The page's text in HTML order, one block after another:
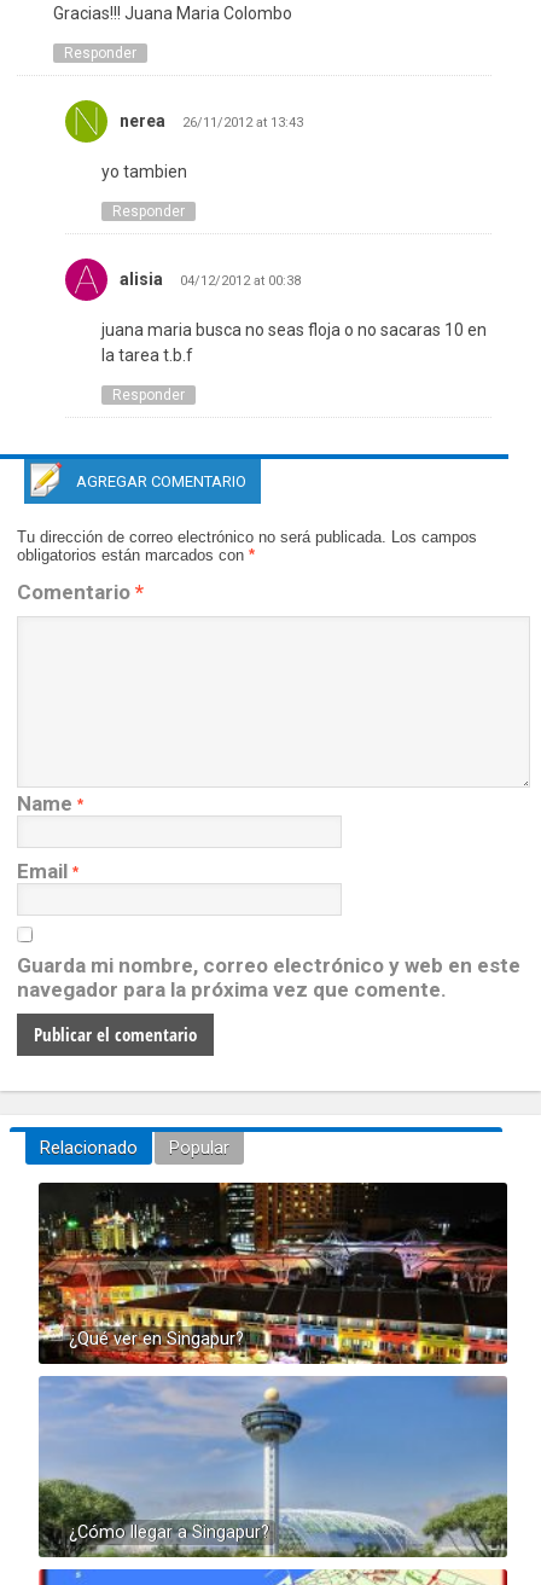
Gracias!!! Juana Maria Colombo
Responder
nerea 26/11/2012 at 13:43
yo tambien
Responder
alisia 04/12/2012 at 00:38
juana maria busca no seas floja o no sacaras 10 en
la tarea t.b.f
Responder
AGREGAR COMENTARIO
Tu dirección de correo electrónico no será publicada. Los campos
obligatorios están marcados con *
Comentario *
Name *
Email *
Guarda mi nombre, correo electrónico y web en este
navegador para la próxima vez que comente.
Relacionado Popular
¿Qué ver en Singapur?
¿Cómo llegar a Singapur?